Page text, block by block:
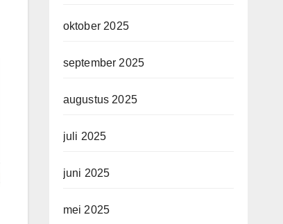
oktober 2025
september 2025
augustus 2025
juli 2025
juni 2025
mei 2025